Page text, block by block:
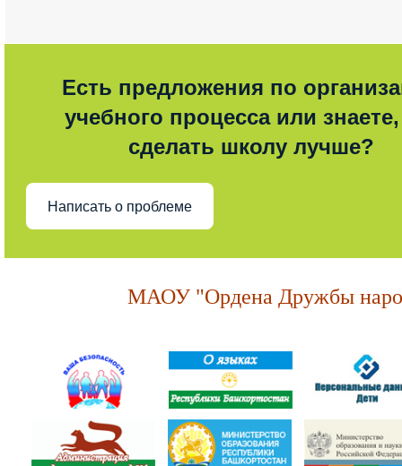
Есть предложения по
учебного процесса или знаете,
сделать школу лучше?
Написать о проблеме
МАОУ "Ордена Дружбы